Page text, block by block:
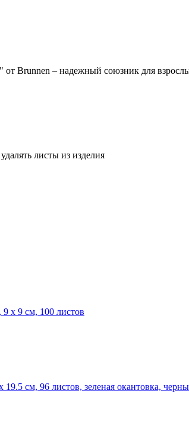
Brunnen – надежный союзник для
удобно удалять листы из
х 9 см, 100 листов
см, 96 листов, зеленая окантовка,